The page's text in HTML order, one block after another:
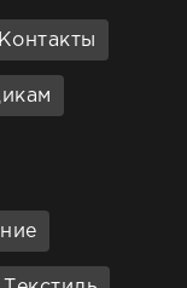
Контакты